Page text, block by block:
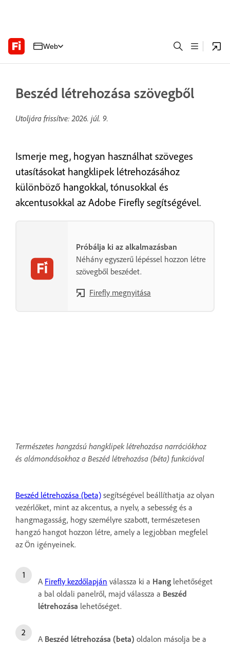
Web
Beszéd létrehozása szövegből
Utoljára frissítve:2026. júl. 9.
Ismerje meg, hogyan használhat szöveges
utasításokat hangklipek létrehozásához
különböző hangokkal, tónusokkal és
akcentusokkal az Adobe Firefly segítségével.
Próbálja ki az alkalmazásban
Néhány egyszerű lépéssel hozzon létre
szövegből beszédet.
Firefly megnyitása
Természetes hangzású hangklipek létrehozása narrációkhoz
és alámondásokhoz a Beszéd létrehozása (béta) funkcióval
Beszéd létrehozása (beta) segítségével beállíthatja az olyan
vezérlőket, mint az akcentus, a nyelv, a sebesség és a
hangmagasság, hogy személyre szabott, természetesen
hangzó hangot hozzon létre, amely a legjobban megfelel
az Ön igényeinek.
A Firefly kezdőlapján válassza ki a Hang lehetőséget
a bal oldali panelről, majd válassza a Beszéd
létrehozása lehetőséget.
A Beszéd létrehozása (beta) oldalon másolja be a